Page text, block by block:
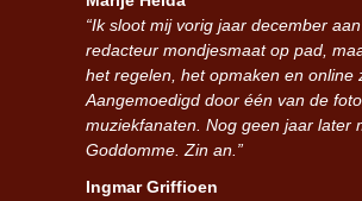
“Ik sloot mij vorig jaar december
redacteur mondjesmaat op pad,
het regelen, het opmaken en online
Aangemoedigd door één van de
muziekfanaten. Nog geen jaar later
Goddomme. Zin an.”
Ingmar Griffioen